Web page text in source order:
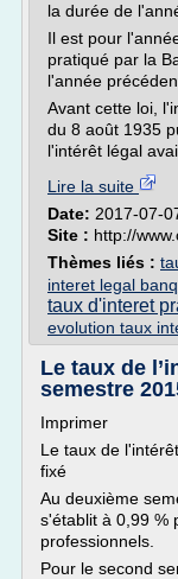
la durée de
Il est pour
pratiqué par la
l'année
Avant cette loi,
du 8 août 1935
l'intérêt légal
Lire la suite
Date: 2017-07-
Site : http://
Thèmes liés :
interet legal
taux d'interet
evolution taux
Le taux de
semestre
Imprimer
Le taux de
fixé
Au deuxième
s'établit à 0,99 %
professionnels.
Pour le second